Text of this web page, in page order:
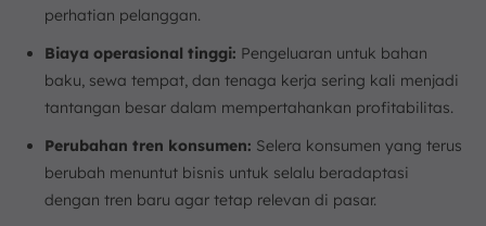
perhatian pelanggan.
Biaya operasional tinggi: Pengeluaran untuk bahan
baku, sewa tempat, dan tenaga kerja sering kali menjadi
tantangan besar dalam mempertahankan profitabilitas.
Perubahan tren konsumen: Selera konsumen yang terus
berubah menuntut bisnis untuk selalu beradaptasi
dengan tren baru agar tetap relevan di pasar.